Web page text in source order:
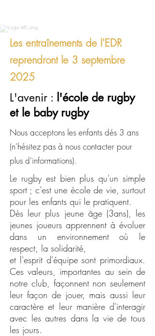
Les entraînements de l'EDR
reprendront le 3 septembre
2025
L'avenir : l'école de rugby
et le baby rugby
Nous acceptons les enfants dés 3 ans
(n'hésitez pas à nous contacter pour
plus d'informations).
Le rugby est bien plus qu'un simple
sport ; c'est une école de vie, surtout
pour les enfants qui le pratiquent.
Dès leur plus jeune âge (3ans), les
jeunes joueurs apprennent à évoluer
dans un environnement où le
respect, la solidarité,
et l'esprit d'équipe sont primordiaux.
Ces valeurs, importantes au sein de
notre club, façonnent non seulement
leur façon de jouer, mais aussi leur
caractère et leur manière d'interagir
avec les autres dans la vie de tous
les jours.